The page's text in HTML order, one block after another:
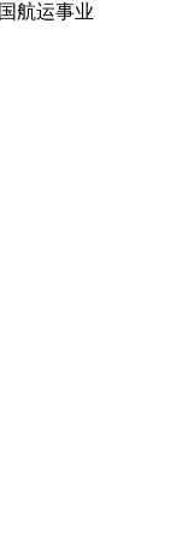
航运事业